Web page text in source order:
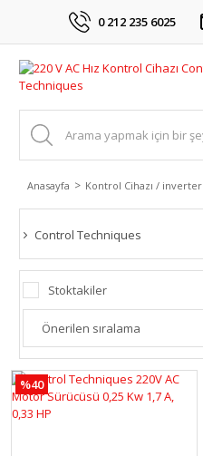
0 212 235 6025
Anasayfa Kontrol Cihazı / inverter
Control Techniques
Stoktakiler
%40